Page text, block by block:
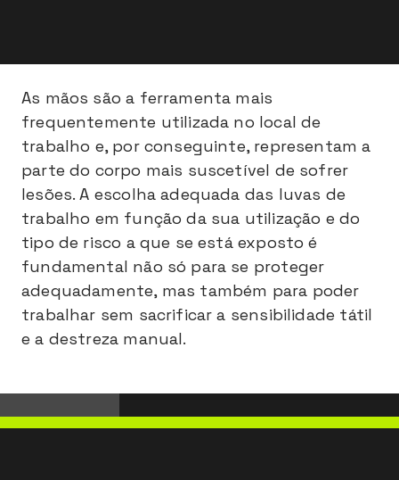
As mãos são a ferramenta mais
frequentemente utilizada no local de
trabalho e, por conseguinte, representam a
parte do corpo mais suscetível de sofrer
lesões. A escolha adequada das luvas de
trabalho em função da sua utilização e do
tipo de risco a que se está exposto é
fundamental não só para se proteger
adequadamente, mas também para poder
trabalhar sem sacrificar a sensibilidade tátil
e a destreza manual.